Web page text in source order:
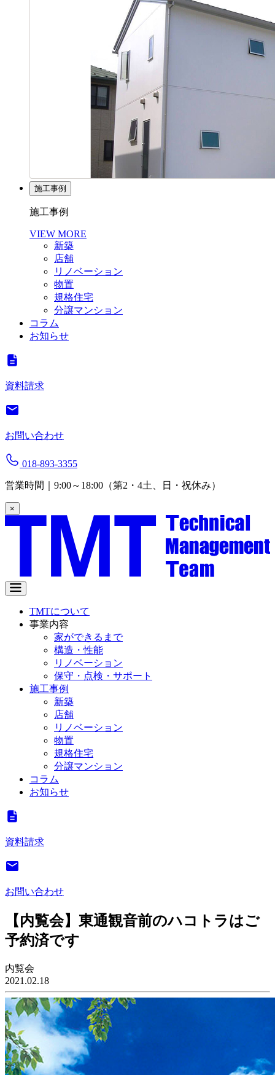
施工事例
施工事例
VIEW MORE
新築
店舗
リノベーション
物置
規格住宅
分譲マンション
コラム
お知らせ
資料請求
お問い合わせ
018-893-3355
営業時間｜9:00～18:00（第2・4土、日・祝休み）
×
TMTについて
事業内容
家ができるまで
構造・性能
リノベーション
保守・点検・サポート
施工事例
新築
店舗
リノベーション
物置
規格住宅
分譲マンション
コラム
お知らせ
資料請求
お問い合わせ
【内覧会】東通観音前のハコトラはご
予約済です
内覧会
2021.02.18